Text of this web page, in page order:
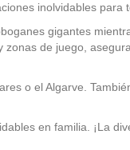
inolvidables para
gigantes
de juego,
o el Algarve.
en familia. ¡La